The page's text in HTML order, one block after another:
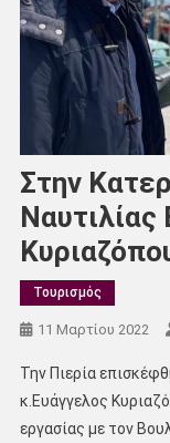
Στην
Ναυτιλίας
Τουρισμός
11 Μαρτίου 2022
Την Πιερία
κ.Ευάγγελος
εργασίας με τον